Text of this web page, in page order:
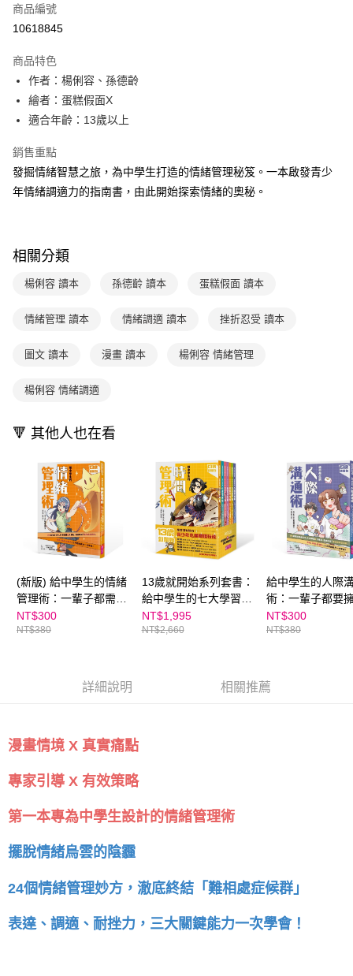
LINE Pay
大哥付你分期
相關說明
【大哥付你分期使用說明】
1.本服務由台灣大哥大提供，台灣大哥大用戶可立即使用無須另外申請。
流程，驗證手機門號後，選擇欲分期的期數、繳款截止日，確認付款後即完
成交易。
3.實際核准額度、可分期數及費用金額請依後續交易確認頁面所載為準。
4.訂單成立30分鐘內，如未前往確認交易或遇審核未通過，訂單將自動取
1.分期款項不併入電信帳單，「大哥付你分期」於每月結算日後寄送繳費提
2.透過簡訊連結打開帳單後，可選擇「超商條碼／台灣大直營門市／銀行轉
【注意事項】
用戶於交易時，得透過本服務購買商品或服務，並由商店將買賣／分期付款
2.基於同意付款使用「大哥付你分期」之契約關係目的，商店將以您的個人
資料（包含姓名、電話或地址）提供予台灣大哥大進項蒐集、處理及利用，
3.完整用戶服務條款，請詳閱以下連結：
AFTEE先享後付
相關說明
AFTEE先享後付是「在收到商品之後才付款」的支付方式。 讓您購物簡單
便利好安心！
【「AFTEE先享後付」結帳流程】
１．於結帳方式選擇「AFTEE先享後付」後，將跳轉至「AFTEE先享後付」
結帳頁面，進行簡訊認證並確認金額後，即可完成結帳。
３．收到繳費通知簡訊後14天內，點擊此簡訊中的連結，可透過四大超商／
※ 請注意：結帳手續完成當下不需立刻繳費，但若您需要取消訂單，請聯絡
購買商品的店家。未經商家同意取消之訂單仍視為有效，需透過AFTEE先享
※ 交易是否成功請以「AFTEE先享後付 」之結帳頁面顯示為準，若有關於
１．透過由恩沛科技股份有限公司提供之「AFTEE先享後付」服務完成之交
易，需依本服務之必要範圍內提供個人資料，並將交易相關給付款項請求債
權轉讓予恩沛科技股份有限公司。
２．關於個人資料處理事宜，請瀏覽以下網址：
https://aftee.tw/terms/#terms3
３．未成年的使用者請事先徵得法定代理人或監護人之同意方可使用
「AFTEE先享後付」，若未經同意申辦者引起之損失，本公司不負相關責
４．使用「AFTEE先享後付」時，將依據個別帳號之用戶狀況，依本公司即
時審查核予不同之上限額度；若仍有額度不足之情形，本公司將視審查結果
請求用戶進行身份認證。
５．嚴禁一人註冊多個帳號或使用他人資訊註冊。若發現惡意使用之情形，
恩沛科技股份有限公司將有權停止該用戶之使用額度並採取法律行動。
ATM付款
每筆NT$70，滿NT$499(含以上)免運費
付款後7-11取貨
每筆NT$70，滿NT$800(含以上)免運費
離島宅配（澎湖、金門、馬祖、小琉球；不適用於郵局i郵箱）
海外包裹航空運送
商品編號
10618845
商品特色
作者：楊俐容、孫德齡
繪者：蛋糕假面X
適合年齡：13歲以上
銷售重點
發掘情緒智慧之旅，為中學生打造的情緒管理秘笈。一本啟發青少
年情緒調適力的指南書，由此開始探索情緒的奧秘。
相關分類
楊俐容 讀本 孫德齡 讀本 蛋糕假面 讀本
情緒管理 讀本 情緒調適 讀本 挫折忍受 讀本
圖文 讀本 漫畫 讀本 楊俐容 情緒管理
楊俐容 情緒調適
🔻 其他人也在看
(新版) 給中學生的情緒
管理術：一輩子都需要
的情緒調適力，現在開
始學習！
NT$300
NT$380
13歲就開始系列套書：
給中學生的七大學習術
──學校沒有教的關鍵
素養能力（共7冊）
NT$1,995
NT$2,660
給中學生的人際
術：一輩子都要
表達溝通力，現
學習！★SEL情
NT$300
NT$380
詳細說明 相關推薦
漫畫情境 X 真實痛點
專家引導 X 有效策略
第一本專為中學生設計的情緒管理術
擺脫情緒烏雲的陰霾
24個情緒管理妙方，澈底終結「難相處症候群」
表達、調適、耐挫力，三大關鍵能力一次學會！